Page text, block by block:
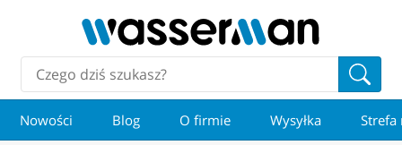
Nowości Blog O firmie Wysyłka Strefa